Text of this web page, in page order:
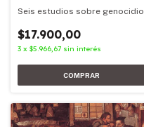
Seis estudios sobre genocidio
$17.900,00
3 x $5.966,67 sin interés